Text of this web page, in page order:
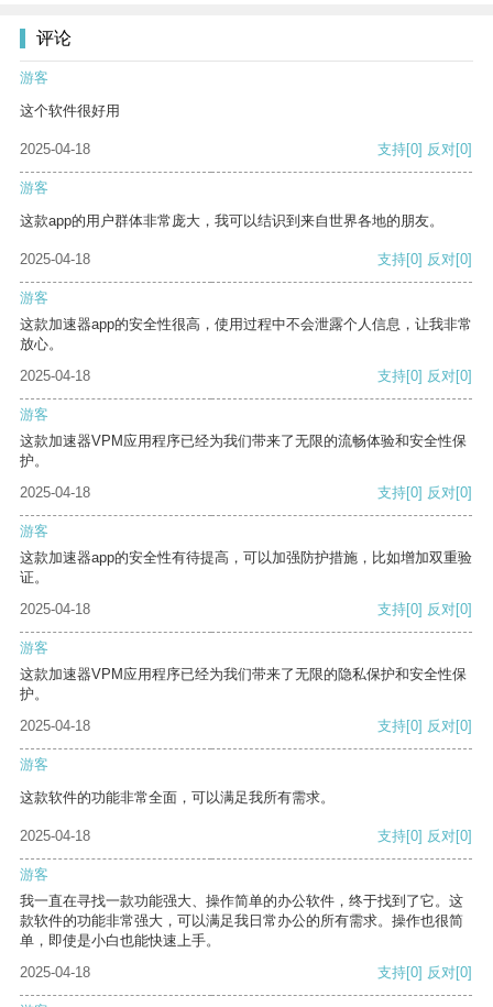
评论
游客
这个软件很好用
2025-04-18 支持[0] 反对[0]
游客
这款app的用户群体非常庞大，我可以结识到来自世界各地的朋友。
2025-04-18 支持[0] 反对[0]
游客
这款加速器app的安全性很高，使用过程中不会泄露个人信息，让我非常
放心。
2025-04-18
支持[0] 反对[0]
游客
这款加速器VPM应用程序已经为我们带来了无限的流畅体验和安全性保
护。
2025-04-18
支持[0] 反对[0]
游客
这款加速器app的安全性有待提高，可以加强防护措施，比如增加双重验
证。
2025-04-18
支持[0] 反对[0]
游客
这款加速器VPM应用程序已经为我们带来了无限的隐私保护和安全性保
护。
2025-04-18
支持[0] 反对[0]
游客
这款软件的功能非常全面，可以满足我所有需求。
2025-04-18 支持[0] 反对[0]
游客
我一直在寻找一款功能强大、操作简单的办公软件，终于找到了它。这
款软件的功能非常强大，可以满足我日常办公的所有需求。操作也很简
单，即使是小白也能快速上手。
2025-04-18
支持[0] 反对[0]